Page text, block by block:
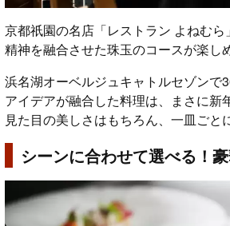
京都祇園の名店「レストラン よねむ
精神を融合させた珠玉のコースが楽し
浜名湖オーベルジュキャトルセゾン
アイデアが融合した料理は、まさに新
見た目の美しさはもちろん、一皿ご
シーンに合わせて選べる！